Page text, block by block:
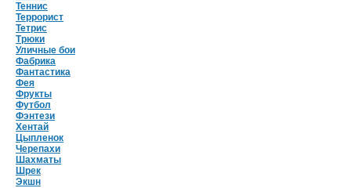
Теннис
Террорист
Тетрис
Трюки
Уличные бои
Фабрика
Фантастика
Фея
Фрукты
Футбол
Фэнтези
Хентай
Цыпленок
Черепахи
Шахматы
Шрек
Экшн